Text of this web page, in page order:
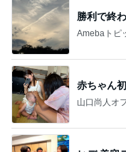
勝利で終
Amebaトピ
赤ちゃん
山口尚人オ